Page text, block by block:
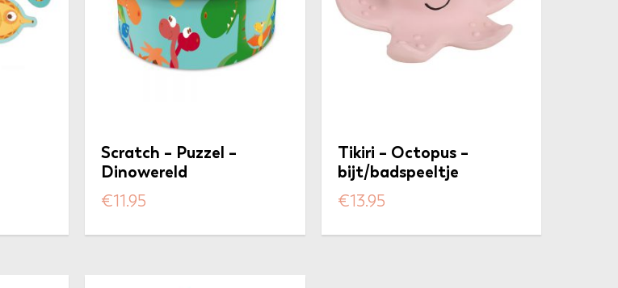
Scratch – Puzzel –
Dinowereld
€11.95
Tikiri – Octopus –
bijt/badspeeltje
€13.95